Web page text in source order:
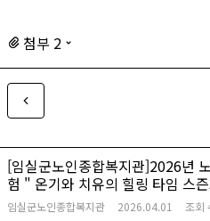
첨부 2
[임실군노인종합복지관]2026년
험 " 온기와 치유의 힐링 타임 스
임실군노인종합복지관 2026.04.01 조회